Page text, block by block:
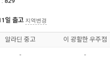
일 출고 지역변경
알라딘 중고 이 광활한 우주점
- -